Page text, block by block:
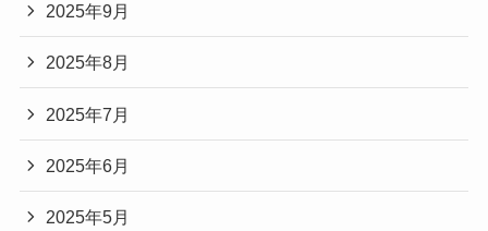
2025年9月
2025年8月
2025年7月
2025年6月
2025年5月